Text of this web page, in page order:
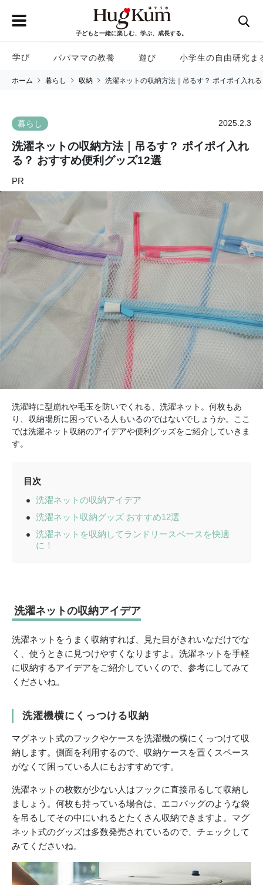
子どもと一緒に楽しむ、学ぶ、成長する。
学び パパママの教養 遊び 小学生の自由研究ま
ホーム 暮らし 収納 洗濯ネットの収納方法｜吊るす？ ポイポイ入れ
暮らし 2025.2.3
洗濯ネットの収納方法｜吊るす？ ポイポイ入れ
る？ おすすめ便利グッズ12選
PR
洗濯時に型崩れや毛玉を防いでくれる、洗濯ネット。何枚もあ
り、収納場所に困っている人もいるのではないでしょうか。ここ
では洗濯ネット収納のアイデアや便利グッズをご紹介していきま
す。
目次
洗濯ネットの収納アイデア
洗濯ネット収納グッズ おすすめ12選
洗濯ネットを収納してランドリースペースを快適
に！
洗濯ネットの収納アイデア
洗濯ネットをうまく収納すれば、見た目がきれいなだけでな
く、使うときに見つけやすくなりますよ。洗濯ネットを手軽
に収納するアイデアをご紹介していくので、参考にしてみて
くださいね。
洗濯機横にくっつける収納
マグネット式のフックやケースを洗濯機の横にくっつけて収
納します。側面を利用するので、収納ケースを置くスペース
がなくて困っている人にもおすすめです。
洗濯ネットの枚数が少ない人はフックに直接吊るして収納し
ましょう。何枚も持っている場合は、エコバッグのような袋
を吊るしてその中にいれるとたくさん収納できますよ。マグ
ネット式のグッズは多数発売されているので、チェックして
みてくださいね。